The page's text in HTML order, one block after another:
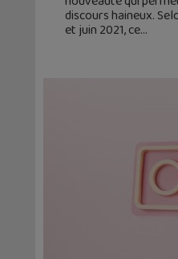
discours haineux.
et juin 2021, ce